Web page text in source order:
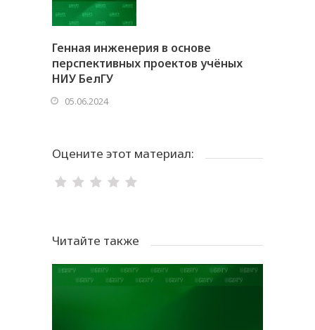
Генная инженерия в основе
перспективных проектов учёных
НИУ БелГУ
05.06.2024
Оцените этот материал:
Читайте также